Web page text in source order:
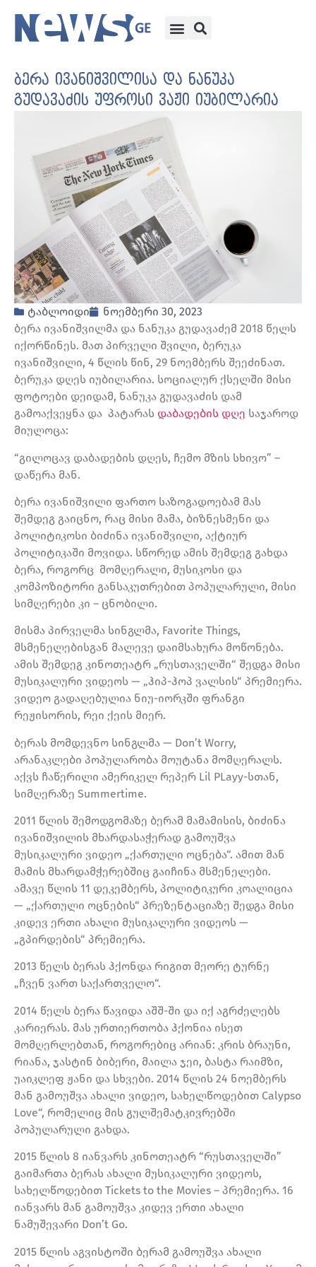
ბერა ივანიშვილისა და ნანუკა
გუდავაძის უფროსი ვაჟი იუბილარია
ტაბლოიდი
ნოემბერი 30, 2023
ბერა ივანიშვილმა და ნანუკა გუდავაძემ 2018 წელს
იქორწინეს. მათ პირველი შვილი, ბერუკა
ივანიშვილი, 4 წლის წინ, 29 ნოემბერს შეეძინათ.
ბერუკა დღეს იუბილარია. სოციალურ ქსელში მისი
ფოტოები დეიდამ, ნანუკა გუდავაძის დამ
გამოაქვეყნა და პატარას დაბადების დღე საჯაროდ
მიულოცა:
“გილოცავ დაბადების დღეს, ჩემო მზის სხივო” –
დაწერა მან.
ბერა ივანიშვილი ფართო საზოგადოებამ მას
შემდეგ გაიცნო, რაც მისი მამა, ბიზნესმენი და
პოლიტიკოსი ბიძინა ივანიშვილი, აქტიურ
პოლიტიკაში მოვიდა. სწორედ ამის შემდეგ გახდა
ბერა, როგორც მომღერალი, მუსიკოსი და
კომპოზიტორი განსაკუთრებით პოპულარული, მისი
სიმღერები კი – ცნობილი.
მისმა პირველმა სინგლმა, Favorite Things,
მსმენელებისგან მალევე დაიმსახურა მოწონება.
ამის შემდეგ კინოთეატრ „რუსთაველში“ შედგა მისი
მუსიკალური ვიდეოს — „ჰიპ-ჰოპ ვალსის“ პრემიერა.
ვიდეო გადაღებულია ნიუ-იორკში ფრანგი
რეჟისორის, რეი ქეის მიერ.
ბერას მომდევნო სინგლმა — Don’t Worry,
არანაკლები პოპულარობა მოუტანა მომღერალს.
აქვს ჩაწერილი ამერიკელ რეპერ Lil PLayy-სთან,
სიმღერაზე Summertime.
2011 წლის შემოდგომაზე ბერამ მამამისის, ბიძინა
ივანიშვილის მხარდასაჭერად გამოუშვა
მუსიკალური ვიდეო „ქართული ოცნება“. ამით მან
მამის მხარდამჭერებშიც გაიჩინა მსმენელები.
ამავე წლის 11 დეკემბერს, პოლიტიკური კოალიცია
— „ქართული ოცნების“ პრეზენტაციაზე შედგა მისი
კიდევ ერთი ახალი მუსიკალური ვიდეოს —
„გპირდების“ პრემიერა.
2013 წელს ბერას ჰქონდა რიგით მეორე ტურნე
„ჩვენ ვართ საქართველო“.
2014 წელს ბერა წავიდა აშშ-ში და იქ აგრძელებს
კარიერას. მას ურთიერთობა ჰქონია ისეთ
მომღერლებთან, როგორებიც არიან: კრის ბრაუნი,
რიანა, ჯასტინ ბიბერი, მაილა ჯეი, ბასტა რაიმზი,
უაიკლეფ ჟანი და სხვები. 2014 წლის 24 ნოემბერს
მან გამოუშვა ახალი ვიდეო, სახელწოდებით Calypso
Love“, რომელიც მის გულშემატკივრებში
პოპულარული გახდა.
2015 წლის 8 იანვარს კინოთეატრ “რუსთაველში”
გაიმართა ბერას ახალი მუსიკალური ვიდეოს,
სახელწოდებით Tickets to the Movies – პრემიერა. 16
იანვარს მან გამოუშვა კიდევ ერთი ახალი
ნამუშევარი Don’t Go.
2015 წლის აგვისტოში ბერამ გამოუშვა ახალი